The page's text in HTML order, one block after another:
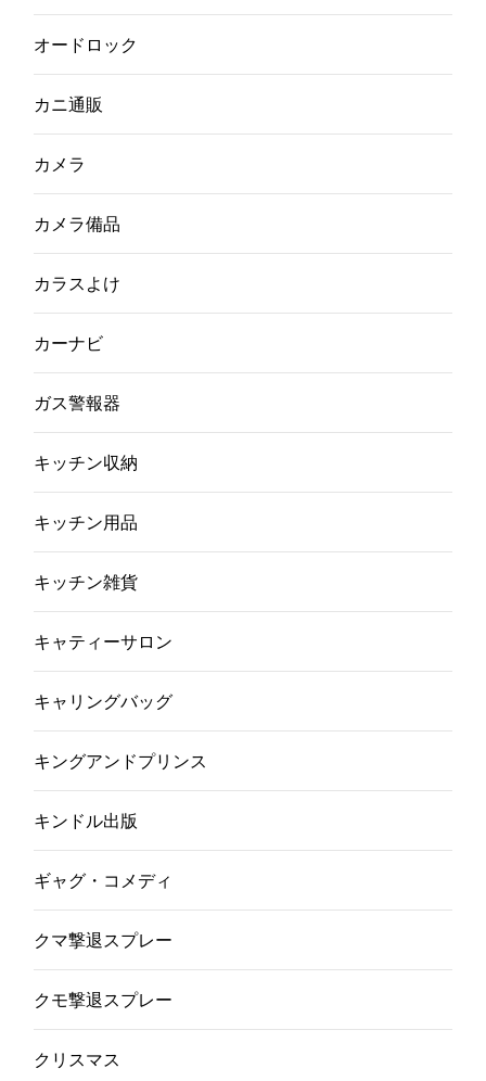
オードロック
カニ通販
カメラ
カメラ備品
カラスよけ
カーナビ
ガス警報器
キッチン収納
キッチン用品
キッチン雑貨
キャティーサロン
キャリングバッグ
キングアンドプリンス
キンドル出版
ギャグ・コメディ
クマ撃退スプレー
クモ撃退スプレー
クリスマス